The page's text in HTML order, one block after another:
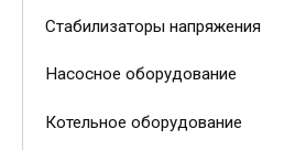
Стабилизаторы напряжения
Насосное оборудование
Котельное оборудование